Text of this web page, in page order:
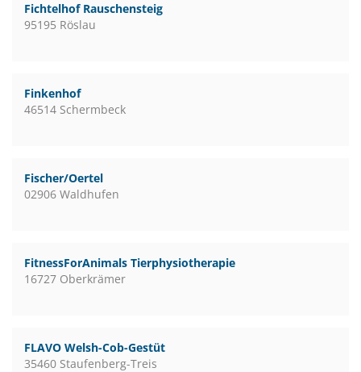
Fichtelhof Rauschensteig
95195 Röslau
Finkenhof
46514 Schermbeck
Fischer/Oertel
02906 Waldhufen
FitnessForAnimals Tierphysiotherapie
16727 Oberkrämer
FLAVO Welsh-Cob-Gestüt
35460 Staufenberg-Treis